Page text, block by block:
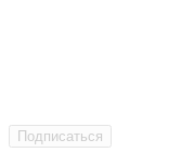
Подписаться